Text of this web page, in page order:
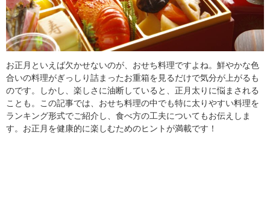
おすすめ
お正月といえば欠かせないのが、おせち料理ですよね。鮮やかな色
合いの料理がぎっしり詰まったお重箱を見るだけで気分が上がるも
のです。しかし、楽しさに油断していると、正月太りに悩まされる
ことも。この記事では、おせち料理の中でも特に太りやすい料理を
ランキング形式でご紹介し、食べ方の工夫についてもお伝えしま
す。お正月を健康的に楽しむためのヒントが満載です！